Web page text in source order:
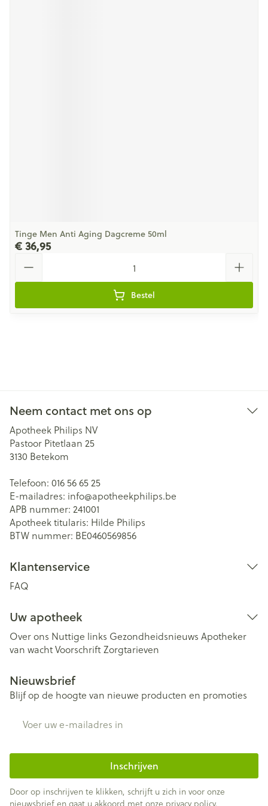
Tinge Men Anti Aging Dagcreme 50ml
€ 36,95
Bestel
Neem contact met ons op
Apotheek Philips NV
Pastoor Pitetlaan 25
3130 Betekom
Telefoon: 016 56 65 25
E-mailadres: info@apotheekphilips.be
APB nummer: 241001
Apotheek titularis: Hilde Philips
BTW nummer: BE0460569856
Klantenservice
FAQ
Uw apotheek
Over ons Nuttige links Gezondheidsnieuws Apotheker
van wachtVoorschriftZorgtarieven
Nieuwsbrief
Blijf op de hoogte van nieuwe producten en promoties
Inschrijven
Door op inschrijven te klikken, schrijft u zich in voor onze
nieuwsbrief en gaat u akkoord met onze privacy policy.